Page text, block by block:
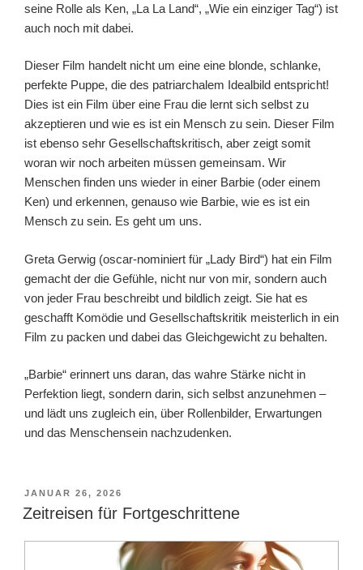
seine Rolle als Ken, „La La Land“, „Wie ein einziger Tag“) ist
auch noch mit dabei.
Dieser Film handelt nicht um eine eine blonde, schlanke,
perfekte Puppe, die des patriarchalem Idealbild entspricht!
Dies ist ein Film über eine Frau die lernt sich selbst zu
akzeptieren und wie es ist ein Mensch zu sein. Dieser Film
ist ebenso sehr Gesellschaftskritisch, aber zeigt somit
woran wir noch arbeiten müssen gemeinsam. Wir
Menschen finden uns wieder in einer Barbie (oder einem
Ken) und erkennen, genauso wie Barbie, wie es ist ein
Mensch zu sein. Es geht um uns.
Greta Gerwig (oscar-nominiert für „Lady Bird“) hat ein Film
gemacht der die Gefühle, nicht nur von mir, sondern auch
von jeder Frau beschreibt und bildlich zeigt. Sie hat es
geschafft Komödie und Gesellschaftskritik meisterlich in ein
Film zu packen und dabei das Gleichgewicht zu behalten.
„Barbie“ erinnert uns daran, das wahre Stärke nicht in
Perfektion liegt, sondern darin, sich selbst anzunehmen –
und lädt uns zugleich ein, über Rollenbilder, Erwartungen
und das Menschensein nachzudenken.
VERÖFFENTLICHT
AM
JANUAR 26, 2026
Zeitreisen für Fortgeschrittene